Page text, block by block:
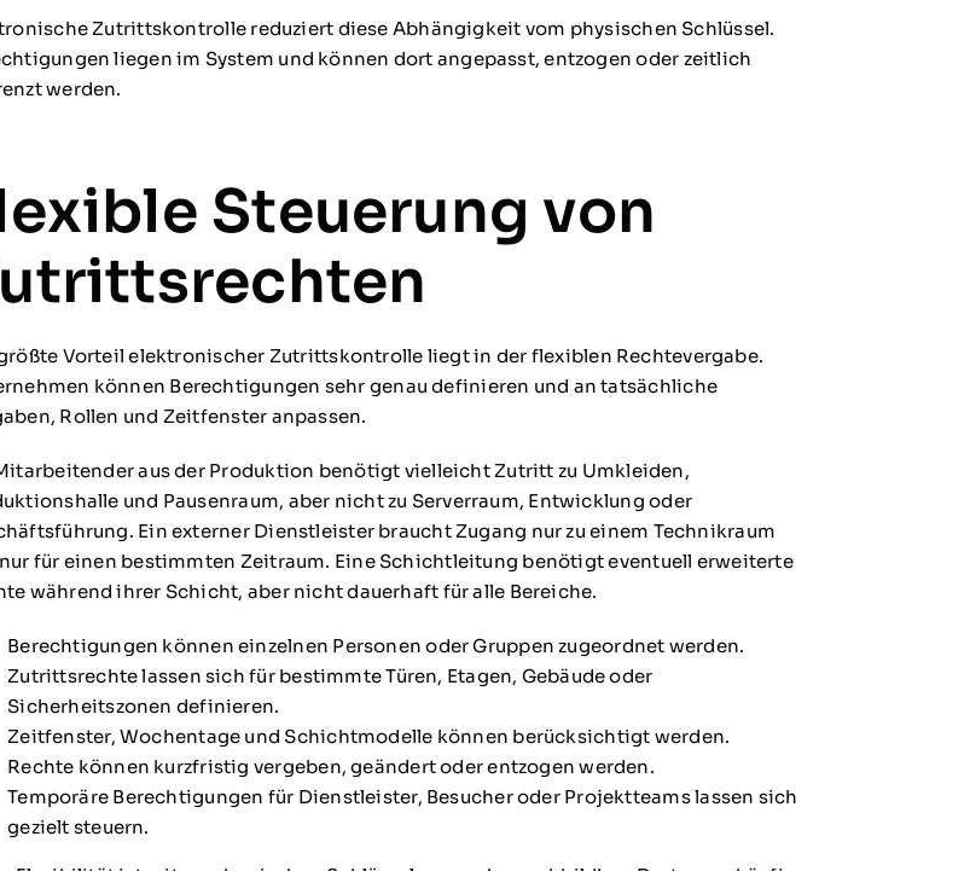
Zutrittskontrolle reduziert diese Abhängigkeit vom physischen Schlüssel.
liegen im System und können dort angepasst, entzogen oder zeitlich
werden.
Steuerung von
Vorteil elektronischer Zutrittskontrolle liegt in der flexiblen Rechtevergabe.
können Berechtigungen sehr genau definieren und an tatsächliche
Rollen und Zeitfenster anpassen.
aus der Produktion benötigt vielleicht Zutritt zu Umkleiden,
und Pausenraum, aber nicht zu Serverraum, Entwicklung oder
Ein externer Dienstleister braucht Zugang nur zu einem Technikraum
für einen bestimmten Zeitraum. Eine Schichtleitung benötigt eventuell erweiterte
während ihrer Schicht, aber nicht dauerhaft für alle Bereiche.
Berechtigungen können einzelnen Personen oder Gruppen zugeordnet werden.
Zutrittsrechte lassen sich für bestimmte Türen, Etagen, Gebäude oder
Sicherheitszonen definieren.
Zeitfenster, Wochentage und Schichtmodelle können berücksichtigt werden.
Rechte können kurzfristig vergeben, geändert oder entzogen werden.
Temporäre Berechtigungen für Dienstleister, Besucher oder Projektteams lassen sich
gezielt steuern.